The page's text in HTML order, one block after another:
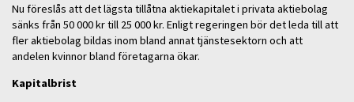
Nu föreslås att det lägsta tillåtna aktiekapitalet i privata aktiebolag
sänks från 50 000 kr till 25 000 kr. Enligt regeringen bör det leda till att
fler aktiebolag bildas inom bland annat tjänstesektorn och att
andelen kvinnor bland företagarna ökar.
Kapitalbrist